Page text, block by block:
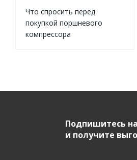
Что спросить перед
покупкой поршневого
компрессора
Подпишитесь
и получите